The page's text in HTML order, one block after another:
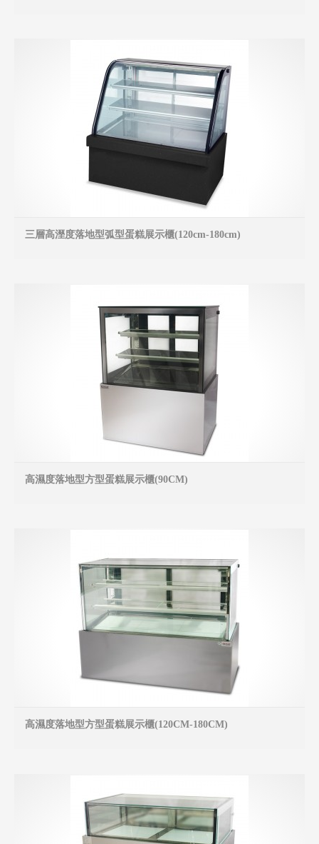
三層高溼度落地型弧型蛋糕展示櫃(120cm-180cm)
高濕度落地型方型蛋糕展示櫃(90CM)
高濕度落地型方型蛋糕展示櫃(120CM-180CM)